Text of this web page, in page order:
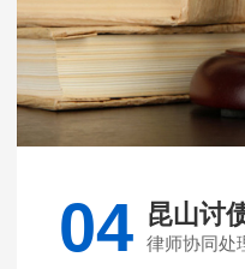
04 昆山讨
律师协同处